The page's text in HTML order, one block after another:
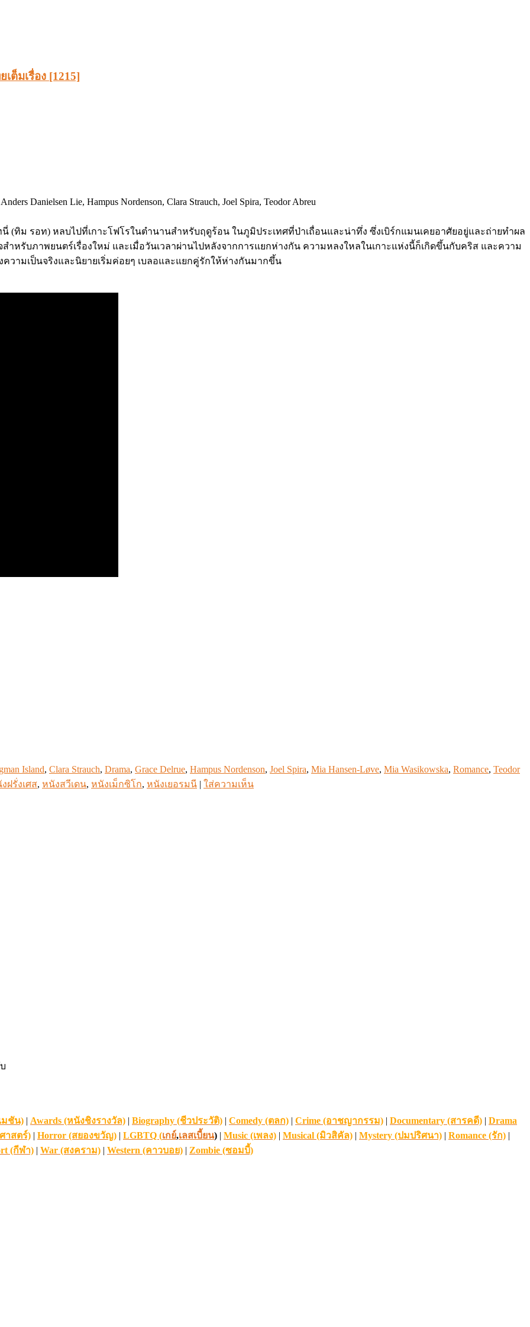
ต็มเรื่อง [1215]
Danielsen Lie, Hampus Nordenson, Clara Strauch, Joel Spira, Teodor Abreu
(ทิม รอท) หลบไปที่เกาะโฟโรในตำนานสำหรับฤดูร้อน ในภูมิประเทศที่ป่าเถื่อนและน่าทึ่ง ซึ่งเบิร์กแมนเคยอาศัยอยู่และถ่ายทำผล
ำหรับภาพยนตร์เรื่องใหม่ และเมื่อวันเวลาผ่านไปหลังจากการแยกห่างกัน ความหลงใหลในเกาะแห่งนี้ก็เกิดขึ้นกับคริส และความ
วามเป็นจริงและนิยายเริ่มค่อยๆ เบลอและแยกคู่รักให้ห่างกันมากขึ้น
Island, Clara Strauch, Drama, Grace Delrue, Hampus Nordenson, Joel Spira, Mia Hansen-Løve, Mia Wasikowska, Romance, Teodor
ฝรั่งเศส, หนังสวีเดน, หนังเม็กซิโก, หนังเยอรมนี | ใส่ความเห็น
มชัน) | Awards (หนังชิงรางวัล) | Biography (ชีวประวัติ) | Comedy (ตลก) | Crime (อาชญากรรม) | Documentary (สารคดี) | Drama
าสตร์) | Horror (สยองขวัญ) | LGBTQ (เกย์,เลสเบี้ยน) | Music (เพลง) | Musical (มิวสิคัล) | Mystery (ปมปริศนา) | Romance (รัก) |
(กีฬา) | War (สงคราม) | Western (คาวบอย) | Zombie (ซอมบี้)